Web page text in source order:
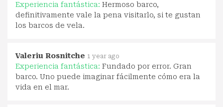
Experiencia fantástica: Hermoso barco,
definitivamente vale la pena visitarlo, si te gustan
los barcos de vela.
Valeriu Rosnitche 1 year ago
Experiencia fantástica: Fundado por error. Gran
barco. Uno puede imaginar fácilmente cómo era la
vida en el mar.